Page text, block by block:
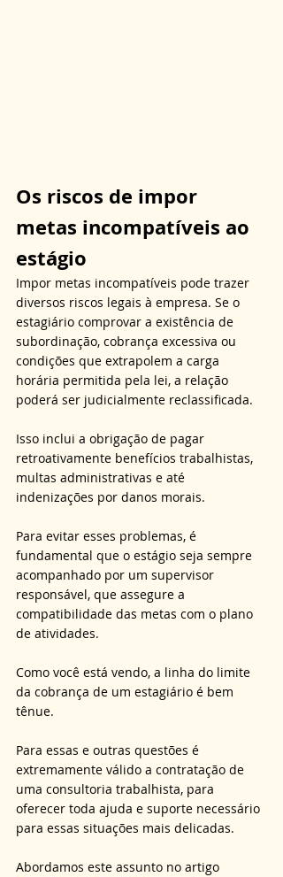
Os riscos de impor
metas incompatíveis ao
estágio
Impor metas incompatíveis pode trazer
diversos riscos legais à empresa. Se o
estagiário comprovar a existência de
subordinação, cobrança excessiva ou
condições que extrapolem a carga
horária permitida pela lei, a relação
poderá ser judicialmente reclassificada.
Isso inclui a obrigação de pagar
retroativamente benefícios trabalhistas,
multas administrativas e até
indenizações por danos morais.
Para evitar esses problemas, é
fundamental que o estágio seja sempre
acompanhado por um supervisor
responsável, que assegure a
compatibilidade das metas com o plano
de atividades.
Como você está vendo, a linha do limite
da cobrança de um estagiário é bem
tênue.
Para essas e outras questões é
extremamente válido a contratação de
uma consultoria trabalhista, para
oferecer toda ajuda e suporte necessário
para essas situações mais delicadas.
Abordamos este assunto no artigo